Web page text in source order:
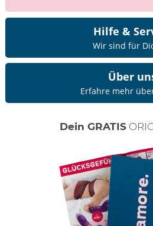
Hilfe &
Wir sind für
Über
Erfahre mehr
Dein GRATIS